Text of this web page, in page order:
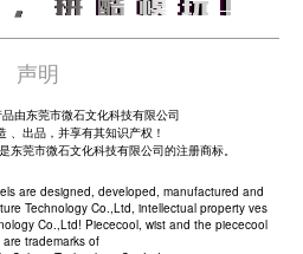
声明
由东莞市微石文化科技有限公司
、出品，并享有其知识产权！
东莞市微石文化科技有限公司的注册商标。
are designed, developed, manufactured and
Technology Co.,Ltd, intellectual property ves
Co.,Ltd! Piececool, wist and the piececool
are trademarks of